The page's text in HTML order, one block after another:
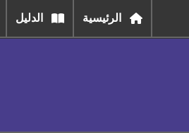
الرئيسية الدليل